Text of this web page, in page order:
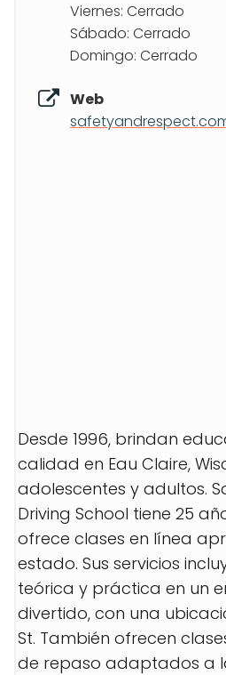
Viernes: Cerrado
Sábado: Cerrado
Domingo: Cerrado
Web
Desde 1996, brindan
calidad en Eau Claire,
adolescentes y adultos.
Driving School tiene 25
ofrece clases en línea
estado. Sus servicios
teórica y práctica en un
divertido, con una
St. También ofrecen
de repaso adaptados a